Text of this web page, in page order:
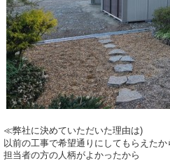
≪弊社に決めていただいた理由は)
以前の工事で希望通りにしてもらえたか
担当者の方の人柄がよかったから